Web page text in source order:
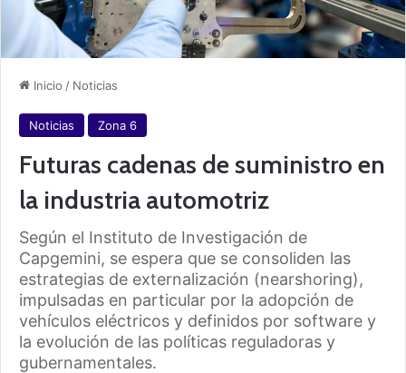
Inicio / Noticias
Noticias Zona 6
Futuras cadenas de suministro en
la industria automotriz
Según el Instituto de Investigación de
Capgemini, se espera que se consoliden las
estrategias de externalización (nearshoring),
impulsadas en particular por la adopción de
vehículos eléctricos y definidos por software y
la evolución de las políticas reguladoras y
gubernamentales.